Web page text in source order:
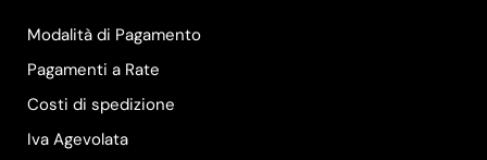
Modalità di Pagamento
Pagamenti a Rate
Costi di spedizione
Iva Agevolata